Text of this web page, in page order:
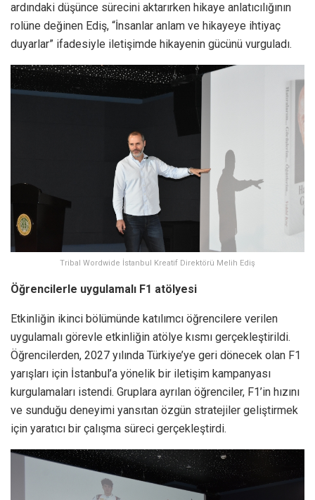
ardındaki düşünce sürecini aktarırken hikaye anlatıcılığının
rolüne değinen Ediş, “İnsanlar anlam ve hikayeye ihtiyaç
duyarlar” ifadesiyle iletişimde hikayenin gücünü vurguladı.
Tribal Wordwide İstanbul Kreatif Direktörü Melih Ediş
Öğrencilerle uygulamalı F1 atölyesi
Etkinliğin ikinci bölümünde katılımcı öğrencilere verilen
uygulamalı görevle etkinliğin atölye kısmı gerçekleştirildi.
Öğrencilerden, 2027 yılında Türkiye’ye geri dönecek olan F1
yarışları için İstanbul’a yönelik bir iletişim kampanyası
kurgulamaları istendi. Gruplara ayrılan öğrenciler, F1’in hızını
ve sunduğu deneyimi yansıtan özgün stratejiler geliştirmek
için yaratıcı bir çalışma süreci gerçekleştirdi.